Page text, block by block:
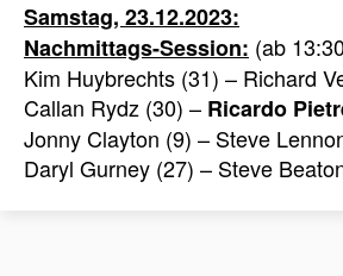
Samstag, 23.12.2023:
Nachmittags-Session: (ab
Kim Huybrechts (31) – Richard
Callan Rydz (30) – Ricardo
Jonny Clayton (9) – Steve
Daryl Gurney (27) – Steve